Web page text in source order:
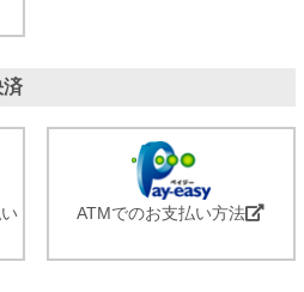
ATMでのお支払い方法